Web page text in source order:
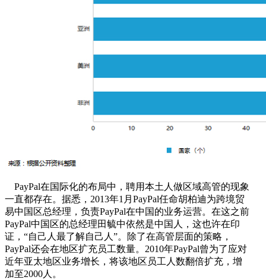
PayPal在国际化的布局中，聘用本土人做区域高管的现象
一直都存在。据悉，2013年1月PayPal任命胡柏迪为跨境贸
易中国区总经理，负责PayPal在中国的业务运营。在这之前
PayPal中国区的总经理田毓中依然是中国人，这也许在印
证，“自己人最了解自己人”。除了在高管层面的策略，
PayPal还会在地区扩充员工数量。2010年PayPal曾为了应对
近年亚太地区业务增长，将该地区员工人数翻倍扩充，增
加至2000人。